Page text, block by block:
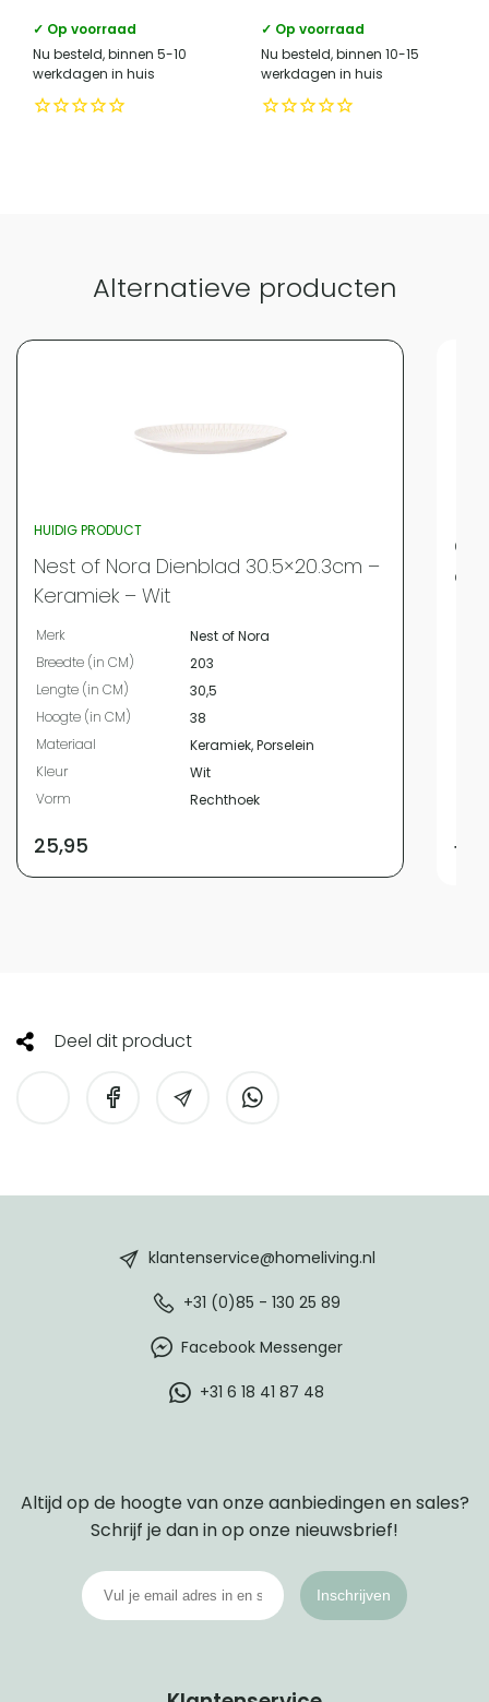
✓ Op voorraad
Nu besteld, binnen 5-10
werkdagen in huis
✓ Op voorraad
Nu besteld, binnen 10-15
werkdagen in huis
Alternatieve producten
HUIDIG PRODUCT
Nest of Nora Dienblad 30.5×20.3cm –
Keramiek – Wit
Merk
Nest of Nora
Breedte (in CM)
203
Lengte (in CM)
30,5
Hoogte (in CM)
38
Materiaal
Keramiek, Porselein
Kleur
Wit
Vorm
Rechthoek
25,95
cm
Deel dit product
klantenservice@homeliving.nl
+31 (0)85 - 130 25 89
Facebook Messenger
+31 6 18 41 87 48
Altijd op de hoogte van onze aanbiedingen en sales?
Schrijf je dan in op onze nieuwsbrief!
Inschrijven